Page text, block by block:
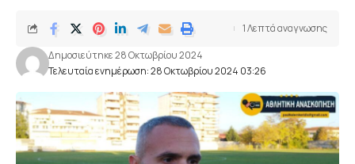
Τελευταία ενημέρωση: 28 Οκτωβρίου 2024 03:26
Δημοσιεύτηκε 28 Οκτωβρίου 2024
1 Λεπτά αναγνωσης